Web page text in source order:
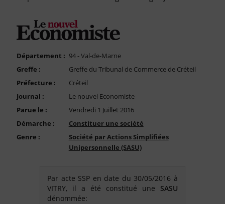
Nous Contacter
Compte PRO
Département : 94 - Val-de-Marne
Greffe :
Greffe du Tribunal de Commerce de Créteil
Préfecture :
Créteil
Journal :
Le nouvel Economiste
Parue le :
Vendredi 1 Juillet 2016
Démarche :
Constituer une société
Genre :
Société par Actions Simplifiées
Unipersonnelle (SASU)
Par acte SSP en date du 30/05/2016 à
VITRY, il a été constitué une SASU
dénommée: